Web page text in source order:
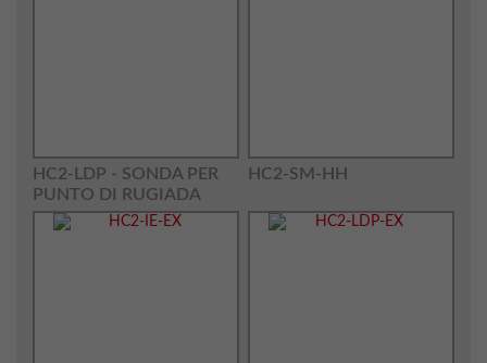
HC2-LDP - SONDA PER
PUNTO DI RUGIADA
HC2-SM-HH